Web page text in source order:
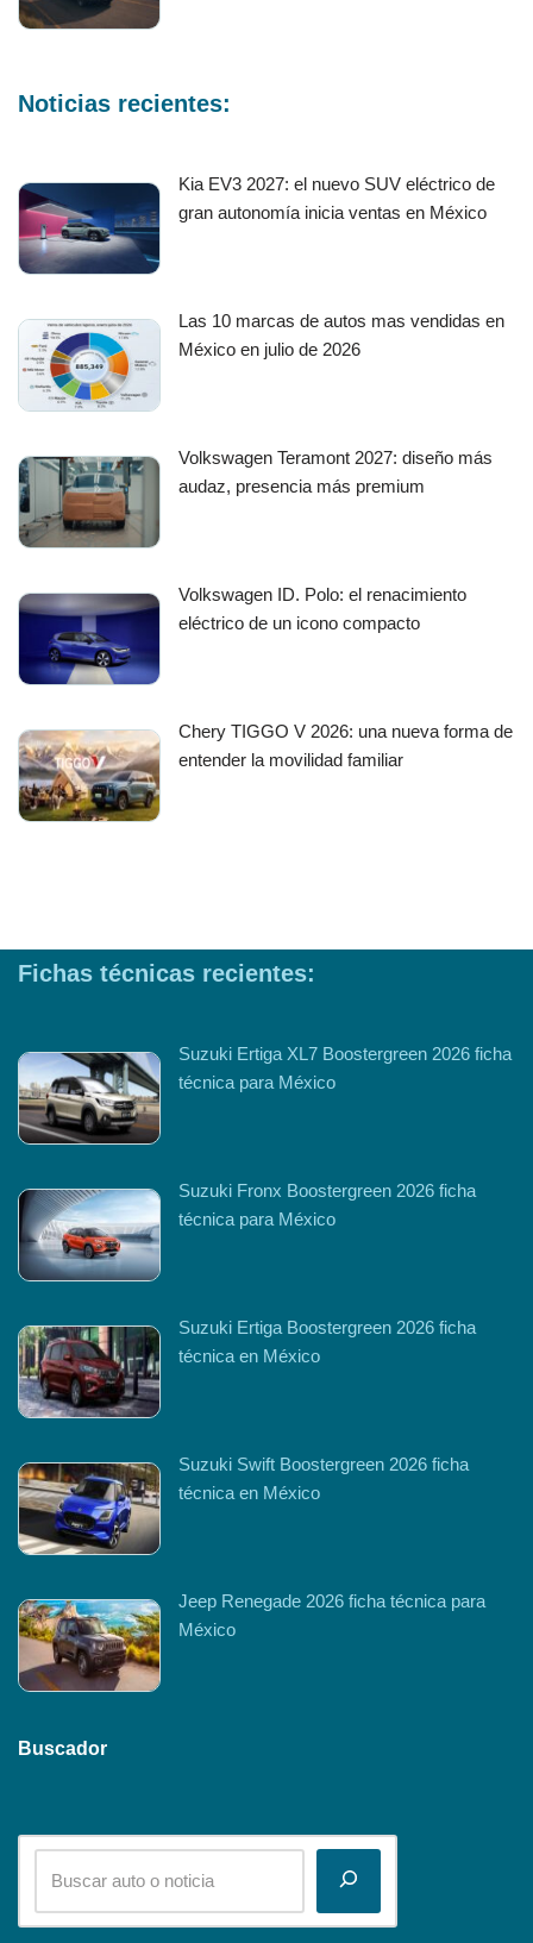
Noticias recientes:
Kia EV3 2027: el nuevo SUV eléctrico de
gran autonomía inicia ventas en México
Las 10 marcas de autos mas vendidas en
México en julio de 2026
Volkswagen Teramont 2027: diseño más
audaz, presencia más premium
Volkswagen ID. Polo: el renacimiento
eléctrico de un icono compacto
Chery TIGGO V 2026: una nueva forma de
entender la movilidad familiar
Fichas técnicas recientes:
Suzuki Ertiga XL7 Boostergreen 2026 ficha
técnica para México
Suzuki Fronx Boostergreen 2026 ficha
técnica para México
Suzuki Ertiga Boostergreen 2026 ficha
técnica en México
Suzuki Swift Boostergreen 2026 ficha
técnica en México
Jeep Renegade 2026 ficha técnica para
México
Buscador